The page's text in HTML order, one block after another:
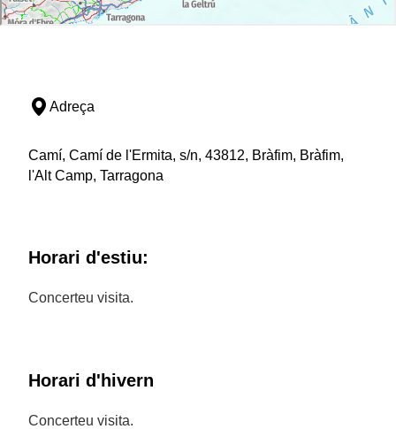
Adreça
Camí, Camí de l'Ermita, s/n, 43812, Bràfim, Bràfim,
l'Alt Camp, Tarragona
Horari d'estiu:
Concerteu visita.
Horari d'hivern
Concerteu visita.